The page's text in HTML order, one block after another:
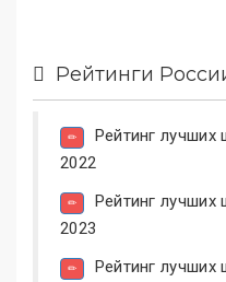
Рейтинги
Рейтинг
2022
Рейтинг
2023
Рейтинг